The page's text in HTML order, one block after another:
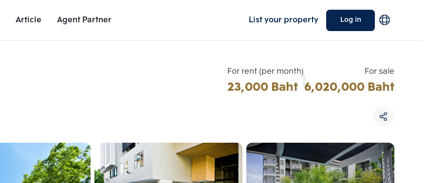
Article Agent Partner List your property Log in
Unit Details
For sale
6,020,000 Baht
For rent (per month)
23,000 Baht
Add comparative units
Number 2
Add comparative units
Number 3
Choose comparative unit
Maximum 3 units
Compare